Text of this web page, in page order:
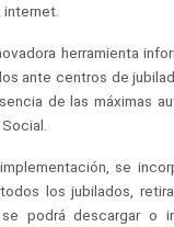
herramienta
ante centros de
de las máximas
se
los jubilados,
podrá descargar o